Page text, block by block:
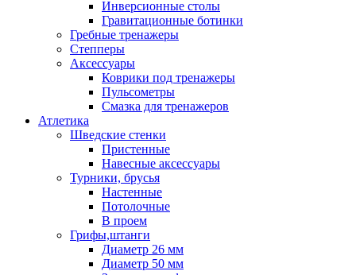
Инверсионные столы
Гравитационные ботинки
Гребные тренажеры
Степперы
Аксессуары
Коврики под тренажеры
Пульсометры
Смазка для тренажеров
Атлетика
Шведские стенки
Пристенные
Навесные аксессуары
Турники, брусья
Настенные
Потолочные
В проем
Грифы,штанги
Диаметр 26 мм
Диаметр 50 мм